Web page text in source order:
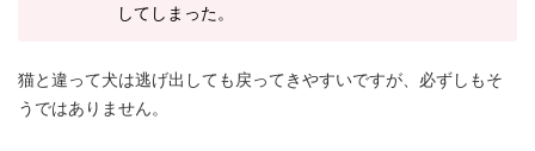
してしまった。
猫と違って犬は逃げ出しても戻ってきやすいですが、必ずしもそ
うではありません。